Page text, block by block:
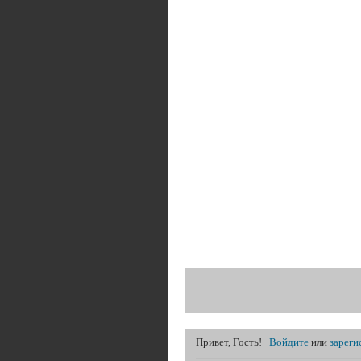
Привет, Гость! Войдите или